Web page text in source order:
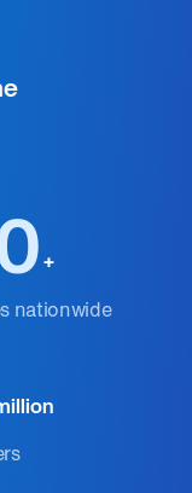
+
nationwide